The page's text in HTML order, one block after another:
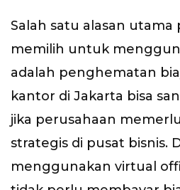
Salah satu alasan utama
memilih untuk
adalah penghematan
kantor di Jakarta bisa
jika perusahaan
strategis di pusat bisnis.
menggunakan virtual